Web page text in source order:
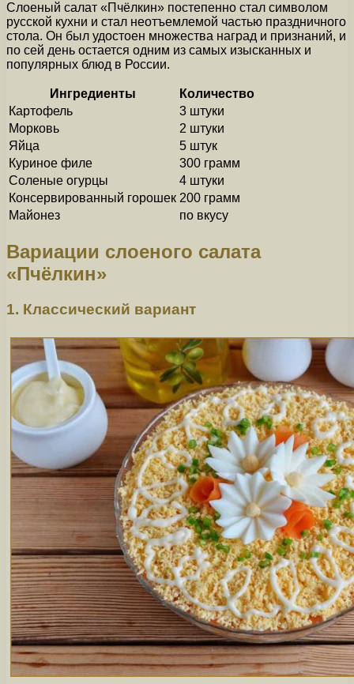
Слоеный салат «Пчёлкин» постепенно стал символом
русской кухни и стал неотъемлемой частью праздничного
стола. Он был удостоен множества наград и признаний, и
по сей день остается одним из самых изысканных и
популярных блюд в России.
Ингредиенты
Количество
Картофель
3 штуки
Морковь
2 штуки
Яйца
5 штук
Куриное филе
300 грамм
Соленые огурцы
4 штуки
Консервированный горошек 200 грамм
Майонез
по вкусу
Вариации слоеного салата
«Пчёлкин»
1. Классический вариант